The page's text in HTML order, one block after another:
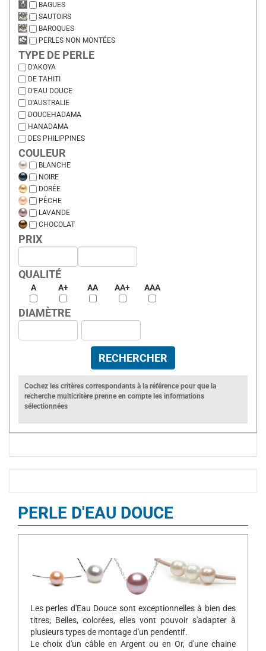
BAGUES
SAUTOIRS
BAROQUES
PERLES NON MONTÉES
TYPE DE PERLE
D'AKOYA
DE TAHITI
D'EAU DOUCE
D'AUSTRALIE
DOUCEHADAMA
HANADAMA
DES PHILIPPINES
COULEUR
BLANCHE
NOIRE
DORÉE
PÊCHE
LAVANDE
CHOCOLAT
PRIX
QUALITÉ
A A+ AA AA+ AAA
DIAMÈTRE
Cochez les critères correspondants à la référence pour que la
recherche multicritère prenne en compte les informations
sélectionnées
PERLE D'EAU DOUCE
Les perles d'Eau Douce sont exceptionnelles à bien des
titres; Belles, colorées, elles vont pouvoir s'adapter à
plusieurs types de montage d'un pendentif.
Le choix d'un câble en Argent ou en Or, d'une chaine